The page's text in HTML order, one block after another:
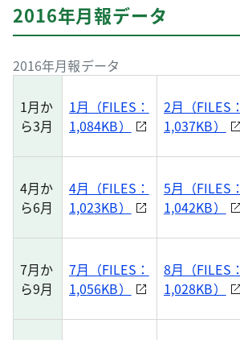
2016年月報データ
2016年月報データ
1月か
ら3月
1月（FILES：
1,084KB）
2月（FILES：
1,037KB）
4月か
ら6月
4月（FILES：
1,023KB）
5月（FILES：
1,042KB）
7月か
ら9月
7月（FILES：
1,056KB）
8月（FILES：
1,028KB）